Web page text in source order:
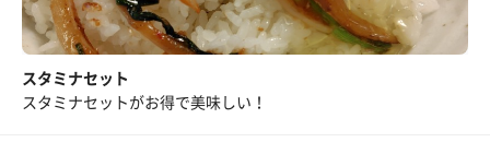
スタミナセット
スタミナセットがお得で美味しい！